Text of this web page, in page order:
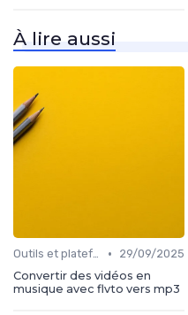
À lire aussi
Outils et plateformes •
29/09/2025
Convertir des vidéos en
musique avec flvto vers mp3